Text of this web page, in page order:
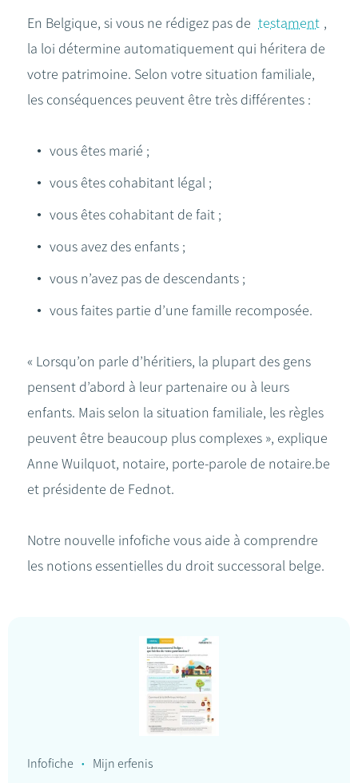
En Belgique, si vous ne rédigez pas de testament ,
la loi détermine automatiquement qui héritera de
votre patrimoine. Selon votre situation familiale,
les conséquences peuvent être très différentes :
vous êtes marié ;
vous êtes cohabitant légal ;
vous êtes cohabitant de fait ;
vous avez des enfants ;
vous n’avez pas de descendants ;
vous faites partie d’une famille recomposée.
« Lorsqu’on parle d’héritiers, la plupart des gens
pensent d’abord à leur partenaire ou à leurs
enfants. Mais selon la situation familiale, les règles
peuvent être beaucoup plus complexes », explique
Anne Wuilquot, notaire, porte-parole de notaire.be
et présidente de Fednot.
Notre nouvelle infofiche vous aide à comprendre
les notions essentielles du droit successoral belge.
Infofiche Mijn erfenis